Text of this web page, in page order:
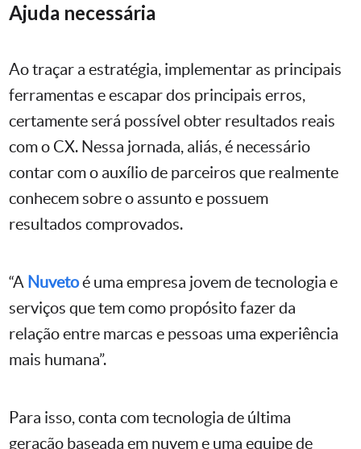
Ajuda necessária
Ao traçar a estratégia, implementar as principais
ferramentas e escapar dos principais erros,
certamente será possível obter resultados reais
com o CX. Nessa jornada, aliás, é necessário
contar com o auxílio de parceiros que realmente
conhecem sobre o assunto e possuem
resultados comprovados.
“A Nuvetoé uma empresa jovem de tecnologia e
serviços que tem como propósito fazer da
relação entre marcas e pessoas uma experiência
mais humana”.
Para isso, conta com tecnologia de última
geração baseada em nuvem e uma equipe de